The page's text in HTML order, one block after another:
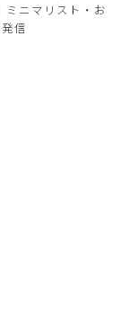
ニマリスト・お
信